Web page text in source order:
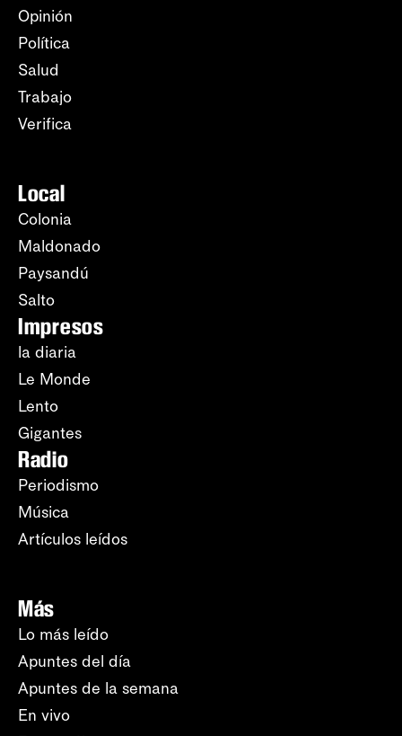
Opinión
Política
Salud
Trabajo
Verifica
Local
Colonia
Maldonado
Paysandú
Salto
Impresos
la diaria
Le Monde
Lento
Gigantes
Radio
Periodismo
Música
Artículos leídos
Más
Lo más leído
Apuntes del día
Apuntes de la semana
En vivo